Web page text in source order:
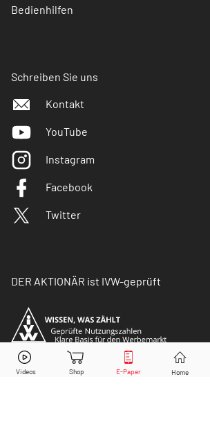
Bedienhilfen
Schreiben Sie uns
Kontakt
YouTube
Instagram
Facebook
Twitter
DER AKTIONÄR ist IVW-geprüft